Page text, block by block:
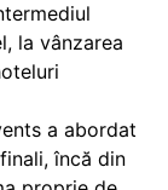
la vânzarea
a abordat
încă din